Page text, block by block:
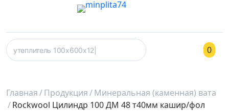
0
Главная Продукция
Минеральная (каменная) вата
Rockwool Цилиндр 100 ДМ 48 т40мм кашир/фол